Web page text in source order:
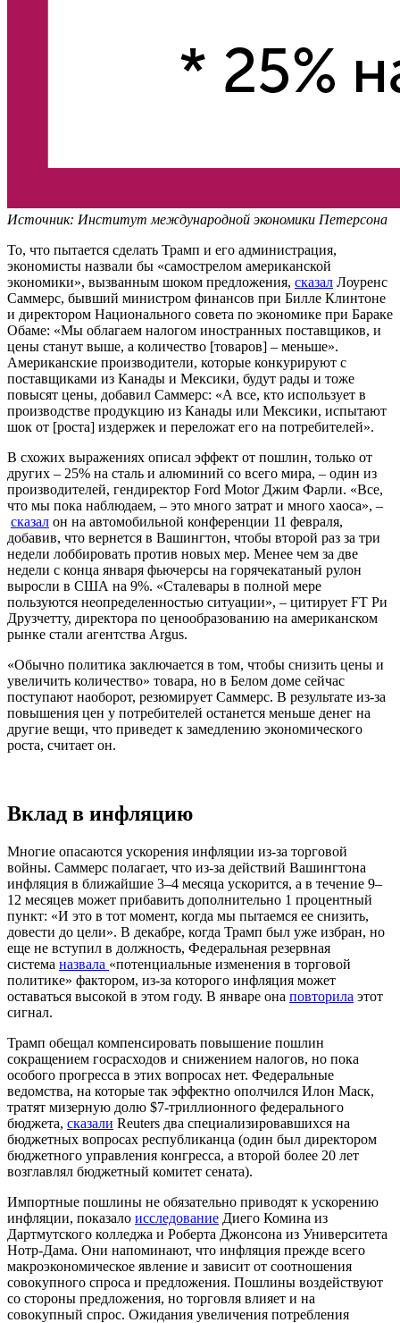
Источник: Институт международной экономики Петерсона
То, что пытается сделать Трамп и его администрация,
экономисты назвали бы «самострелом американской
экономики», вызванным шоком предложения, сказал Лоуренс
Саммерс, бывший министром финансов при Билле Клинтоне
и директором Национального совета по экономике при Бараке
Обаме: «Мы облагаем налогом иностранных поставщиков, и
цены станут выше, а количество [товаров] – меньше».
Американские производители, которые конкурируют с
поставщиками из Канады и Мексики, будут рады и тоже
повысят цены, добавил Саммерс: «А все, кто использует в
производстве продукцию из Канады или Мексики, испытают
шок от [роста] издержек и переложат его на потребителей».
В схожих выражениях описал эффект от пошлин, только от
других – 25% на сталь и алюминий со всего мира, – один из
производителей, гендиректор Ford Motor Джим Фарли. «Все,
что мы пока наблюдаем, – это много затрат и много хаоса», –
сказал он на автомобильной конференции 11 февраля,
добавив, что вернется в Вашингтон, чтобы второй раз за три
недели лоббировать против новых мер. Менее чем за две
недели с конца января фьючерсы на горячекатаный рулон
выросли в США на 9%. «Сталевары в полной мере
пользуются неопределенностью ситуации», – цитирует FT Ри
Друзчетту, директора по ценообразованию на американском
рынке стали агентства Argus.
«Обычно политика заключается в том, чтобы снизить цены и
увеличить количество» товара, но в Белом доме сейчас
поступают наоборот, резюмирует Саммерс. В результате из-за
повышения цен у потребителей останется меньше денег на
другие вещи, что приведет к замедлению экономического
роста, считает он.
Вклад в инфляцию
Многие опасаются ускорения инфляции из-за торговой
войны. Саммерс полагает, что из-за действий Вашингтона
инфляция в ближайшие 3–4 месяца ускорится, а в течение 9–
12 месяцев может прибавить дополнительно 1 процентный
пункт: «И это в тот момент, когда мы пытаемся ее снизить,
довести до цели». В декабре, когда Трамп был уже избран, но
еще не вступил в должность, Федеральная резервная
система назвала «потенциальные изменения в торговой
политике» фактором, из-за которого инфляция может
оставаться высокой в этом году. В январе она повторила этот
сигнал.
Трамп обещал компенсировать повышение пошлин
сокращением госрасходов и снижением налогов, но пока
особого прогресса в этих вопросах нет. Федеральные
ведомства, на которые так эффектно ополчился Илон Маск,
тратят мизерную долю $7-триллионного федерального
бюджета, сказали Reuters два специализировавшихся на
бюджетных вопросах республиканца (один был директором
бюджетного управления конгресса, а второй более 20 лет
возглавлял бюджетный комитет сената).
Импортные пошлины не обязательно приводят к ускорению
инфляции, показало исследование Диего Комина из
Дартмутского колледжа и Роберта Джонсона из Университета
Нотр-Дама. Они напоминают, что инфляция прежде всего
макроэкономическое явление и зависит от соотношения
совокупного спроса и предложения. Пошлины воздействуют
со стороны предложения, но торговля влияет и на
совокупный спрос. Ожидания увеличения потребления